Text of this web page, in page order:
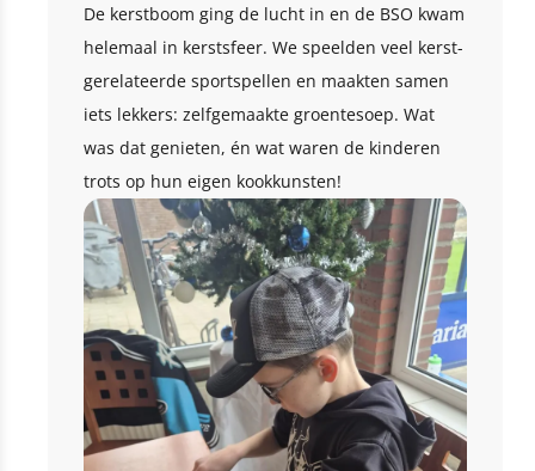
De kerstboom ging de lucht in en de BSO kwam
helemaal in kerstsfeer. We speelden veel kerst-
gerelateerde sportspellen en maakten samen
iets lekkers: zelfgemaakte groentesoep. Wat
was dat genieten, én wat waren de kinderen
trots op hun eigen kookkunsten!